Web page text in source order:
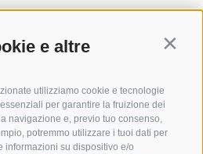
e altre
utilizziamo cookie e tecnologie
per garantire la fruizione dei
navigazione e, previo tuo consenso,
potremmo utilizzare i tuoi dati per
informazioni su dispositivo e/o